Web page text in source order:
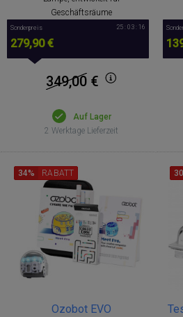
Geschäftsräume
Sonderpreis
279,90 €
25 : 03 : 15
349,00 €
Auf Lager
2 Werktage Lieferzeit
Ozobot EVO
34% RABATT